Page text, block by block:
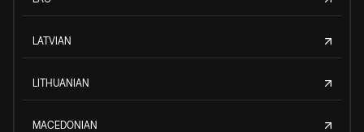
LATVIAN
LITHUANIAN
MACEDONIAN